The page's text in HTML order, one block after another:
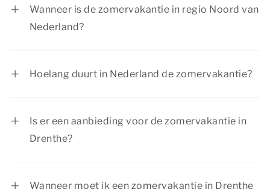
Wanneer is de zomervakantie in regio Noord van
Nederland?
Hoelang duurt in Nederland de zomervakantie?
Is er een aanbieding voor de zomervakantie in
Drenthe?
Wanneer moet ik een zomervakantie in Drenthe